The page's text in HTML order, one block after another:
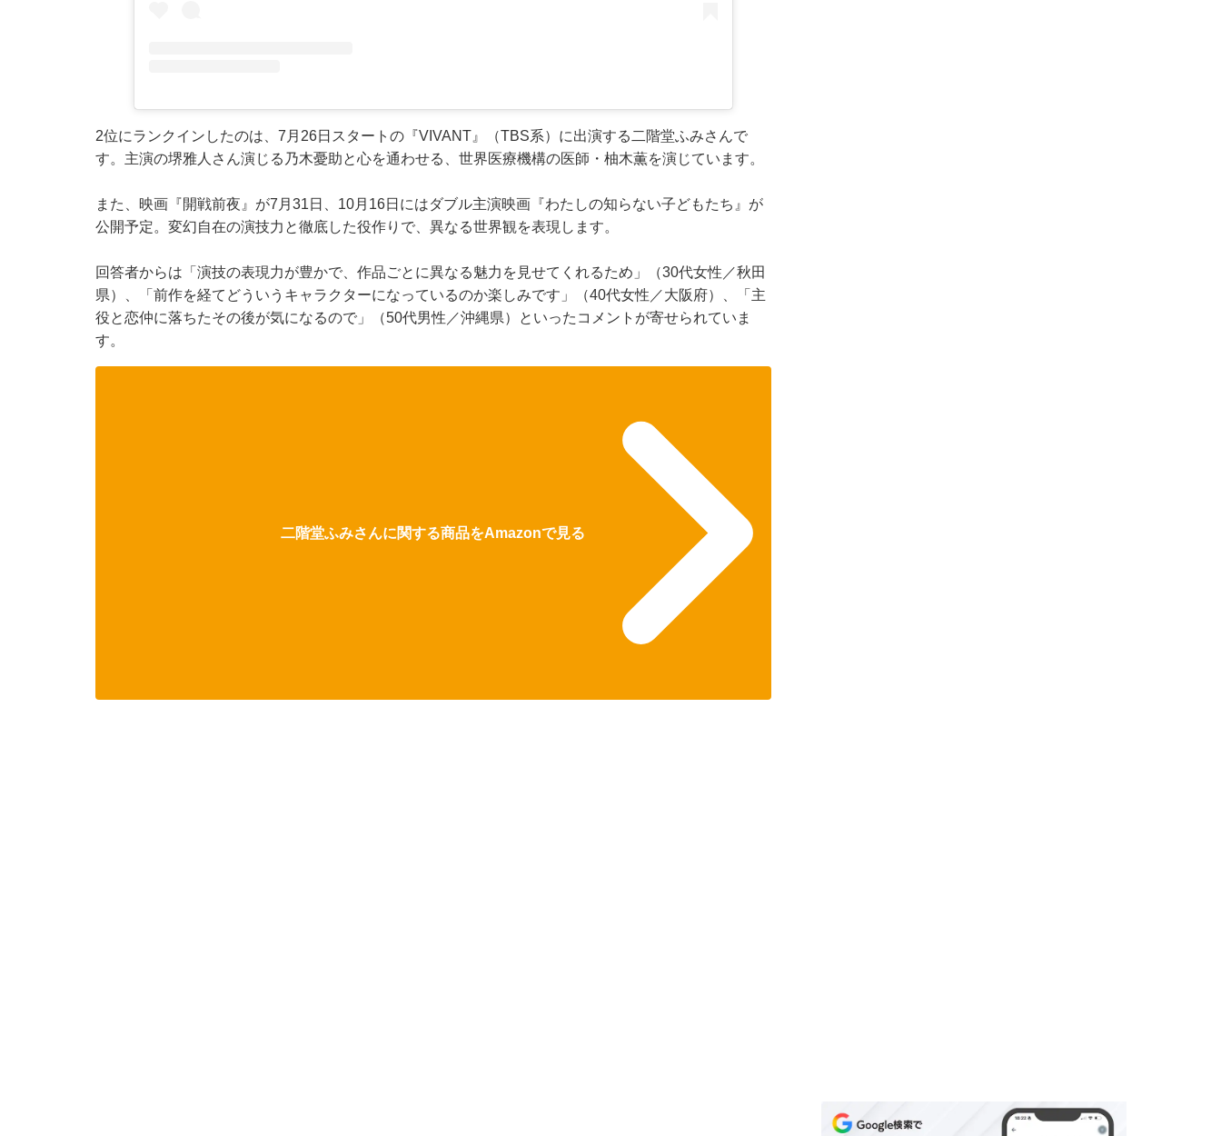
2位にランクインしたのは、7月26日スタートの『VIVANT』（TBS系）に出演する二階堂ふみさんで
す。主演の堺雅人さん演じる乃木憂助と心を通わせる、世界医療機構の医師・柚木薫を演じています。
また、映画『開戦前夜』が7月31日、10月16日にはダブル主演映画『わたしの知らない子どもたち』が
公開予定。変幻自在の演技力と徹底した役作りで、異なる世界観を表現します。
回答者からは「演技の表現力が豊かで、作品ごとに異なる魅力を見せてくれるため」（30代女性／秋田
県）、「前作を経てどういうキャラクターになっているのか楽しみです」（40代女性／大阪府）、「主
役と恋仲に落ちたその後が気になるので」（50代男性／沖縄県）といったコメントが寄せられていま
す。
二階堂ふみさんに関する商品をAmazonで見る